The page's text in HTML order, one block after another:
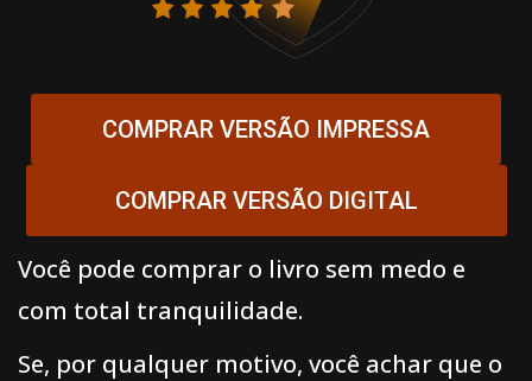
COMPRAR VERSÃO IMPRESSA
COMPRAR VERSÃO DIGITAL
Você pode comprar o livro sem medo e
com total tranquilidade.
Se, por qualquer motivo, você achar que o